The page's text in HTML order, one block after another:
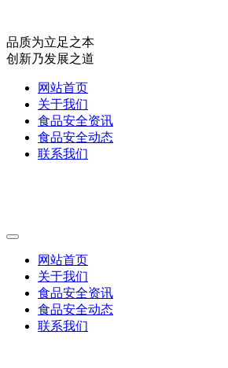
品质为立足之本
创新乃发展之道
网站首页
关于我们
食品安全资讯
食品安全动态
联系我们
网站首页
关于我们
食品安全资讯
食品安全动态
联系我们